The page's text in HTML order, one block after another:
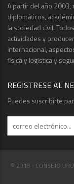
A partir del año
diplomáticos,
la sociedad civil.
actividades y
internacional,
física y logística y
REGISTRESE AL
Puedes suscribirte
© 2018 - CONSEJO